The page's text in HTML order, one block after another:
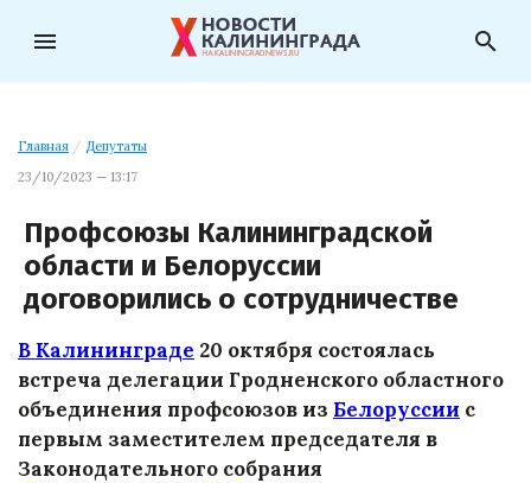
menu search
Главная / Депутаты
23/10/2023 — 13:17
Профсоюзы Калининградской
области и Белоруссии
договорились о сотрудничестве
В Калининграде 20 октября состоялась
встреча делегации Гродненского областного
объединения профсоюзов из Белоруссии с
первым заместителем председателя в
Законодательного собрания